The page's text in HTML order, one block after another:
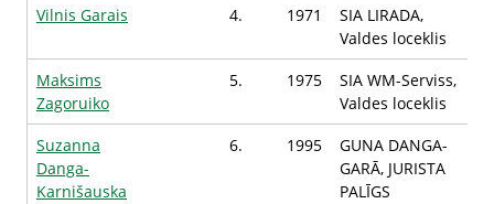
Vilnis Garais
4. 1971
SIA LIRADA,
Valdes loceklis
Maksims
Zagoruiko
5. 1975
SIA WM-Serviss,
Valdes loceklis
Suzanna
Danga-
Karnišauska
6. 1995
GUNA DANGA-
GARĀ, JURISTA
PALĪGS